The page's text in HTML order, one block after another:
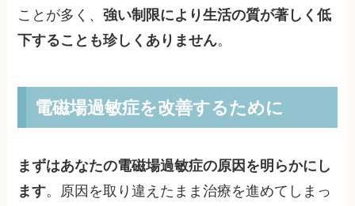
ことが多く、強い制限により生活の質が著しく低
下することも珍しくありません。
電磁場過敏症を改善するために
まずはあなたの電磁場過敏症の原因を明らかにし
ます。原因を取り違えたまま治療を進めてしまっ